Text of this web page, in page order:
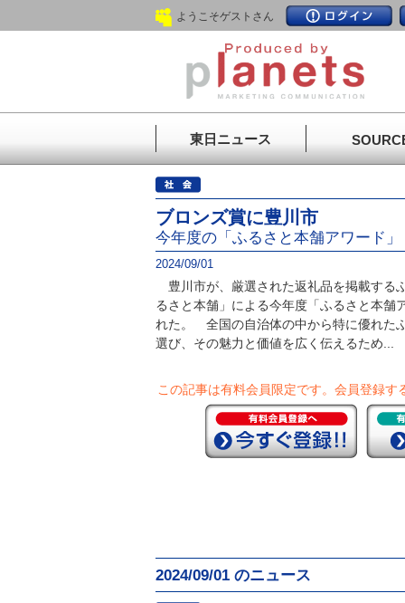
ようこそゲストさん
東日ニュース
ブロンズ賞に豊川市
今年度の「ふるさと本舗アワード」
2024/09/01
豊川市が、厳選された返礼品を掲載する
るさと本舗」による今年度「ふるさと本舗
れた。 全国の自治体の中から特に優れた
選び、その魅力と価値を広く伝えるため...
この記事は有料会員限定です。 会員登録す
2024/09/01 のニュース